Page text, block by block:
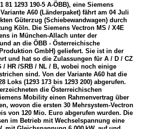
81 1293 190-5 A-ÖBB), eine Siemens
A60 (Länderpaket) fährt am 04 Juli
Güterzug (Schiebewandwagen) durch
Köln. Die Siemens Vectron MS / X4E
in München-Allach unter der
an die ÖBB - Österreichische
GmbH) geliefert. Sie ist in der
und hat so die Zulassungen für A / D / CZ
/ HR /SRB / NL / B, wobei noch einige
sind. Von der Variante A60 hat die
Loks (1293 173 bis 1293 200) abgerufen.
die Österreichischen
Mobility einen Rahmenvertrag über
wovon die ersten 30 Mehrsystem-Vectron
von 120 Mio. Euro abgerufen wurden. Die
im Betrieb mit Wechselspannung eine